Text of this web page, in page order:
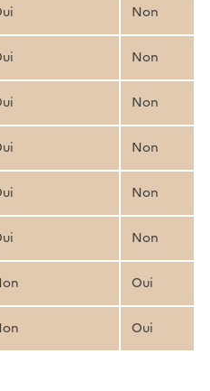
Non
Non
Non
Non
Non
Non
Oui
Oui